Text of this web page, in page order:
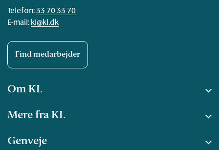
Telefon:33 70 33 70
E-mail: kl@kl.dk
Find medarbejder
Om KL
Mere fra KL
Genveje